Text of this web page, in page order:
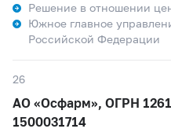
Решение в отношении
Южное главное
Российской Федерации
26
АО «Осфарм», ОГРН
1500031714